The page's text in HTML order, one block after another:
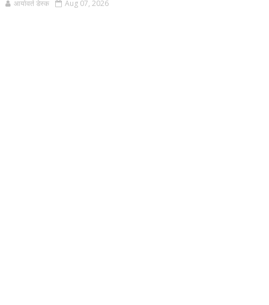
आर्यावर्त डेस्क Aug 07, 2026